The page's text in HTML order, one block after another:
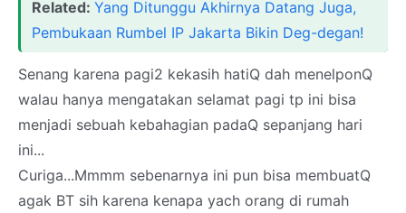
Literasi
Related: Yang Ditunggu Akhirnya Datang Juga,
Pembukaan Rumbel IP Jakarta Bikin Deg-degan!
Senang karena pagi2 kekasih hatiQ dah menelponQ
walau hanya mengatakan selamat pagi tp ini bisa
menjadi sebuah kebahagian padaQ sepanjang hari
ini...
Curiga...Mmmm sebenarnya ini pun bisa membuatQ
agak BT sih karena kenapa yach orang di rumah